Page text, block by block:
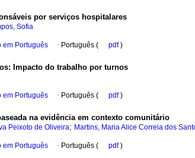
por serviços hospitalares
Sofia
em Português · Português ( pdf)
: Impacto do trabalho por turnos
em Português · Português ( pdf)
na evidência em contexto comunitário
Peixoto de Oliveira; Martins, Maria Alice Correia dos
em Português · Português ( pdf)